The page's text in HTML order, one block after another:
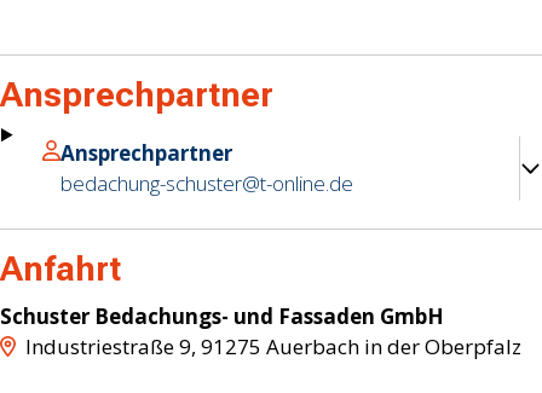
Ansprechpartner
Ansprechpartner
bedachung-schuster@t-online.de
Anfahrt
Schuster Bedachungs- und Fassaden GmbH
Industriestraße 9, 91275 Auerbach in der Oberpfalz